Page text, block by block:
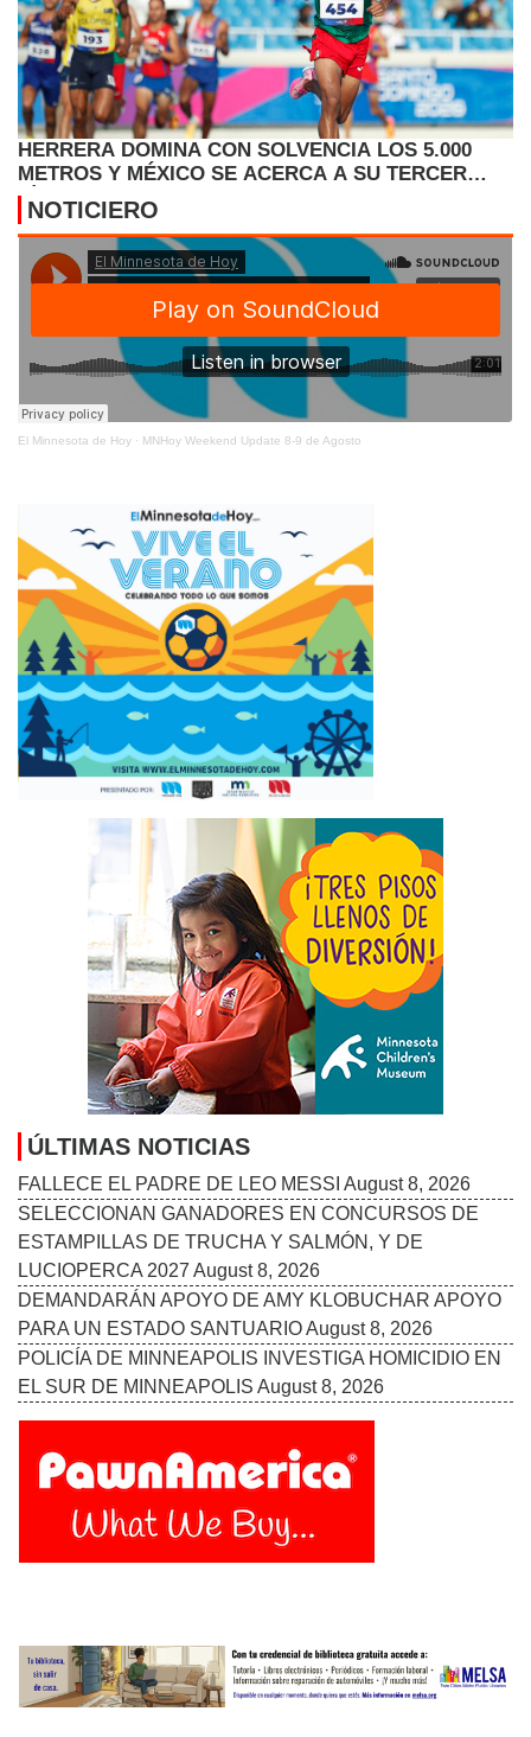
HERRERA DOMINA CON SOLVENCIA LOS 5.000
METROS Y MÉXICO SE ACERCA A SU TERCER
TÍTULO
NOTICIERO
El Minnesota de Hoy · MNHoy Weekend Update 8-9 de Agosto
ÚLTIMAS NOTICIAS
FALLECE EL PADRE DE LEO MESSI August 8, 2026
SELECCIONAN GANADORES EN CONCURSOS DE
ESTAMPILLAS DE TRUCHA Y SALMÓN, Y DE
LUCIOPERCA 2027 August 8, 2026
DEMANDARÁN APOYO DE AMY KLOBUCHAR APOYO
PARA UN ESTADO SANTUARIOAugust 8, 2026
POLICÍA DE MINNEAPOLIS INVESTIGA HOMICIDIO EN
EL SUR DE MINNEAPOLIS August 8, 2026